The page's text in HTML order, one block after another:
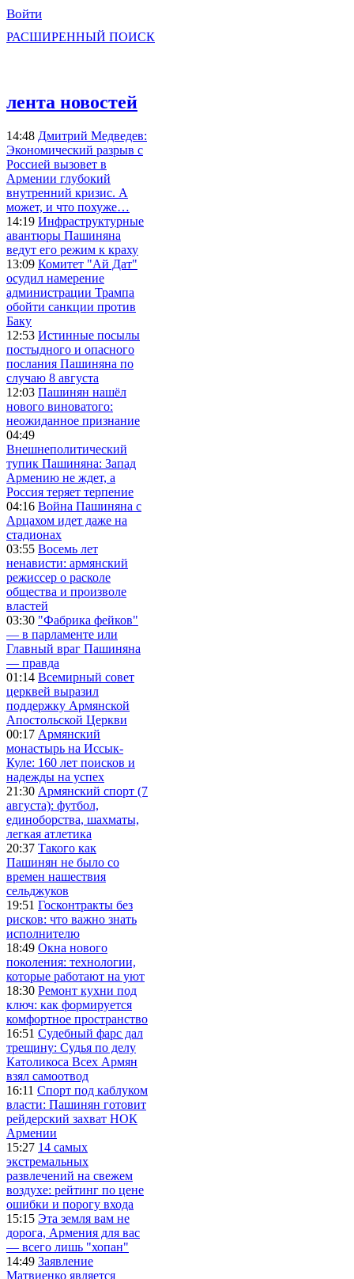
Войти
РАСШИРЕННЫЙ ПОИСК
лента новостей
14:48 Дмитрий Медведев:
Экономический разрыв с
Россией вызовет в
Армении глубокий
внутренний кризис. А
может, и что похуже…
14:19 Инфраструктурные
авантюры Пашиняна
ведут его режим к краху
13:09 Комитет "Ай Дат"
осудил намерение
администрации Трампа
обойти санкции против
Баку
12:53 Истинные посылы
постыдного и опасного
послания Пашиняна по
случаю 8 августа
12:03 Пашинян нашёл
нового виноватого:
неожиданное признание
04:49
Внешнеполитический
тупик Пашиняна: Запад
Армению не ждет, а
Россия теряет терпение
04:16 Война Пашиняна с
Арцахом идет даже на
стадионах
03:55 Восемь лет
ненависти: армянский
режиссер о расколе
общества и произволе
властей
03:30 "Фабрика фейков"
— в парламенте или
Главный враг Пашиняна
— правда
01:14 Всемирный совет
церквей выразил
поддержку Армянской
Апостольской Церкви
00:17 Армянский
монастырь на Иссык-
Куле: 160 лет поисков и
надежды на успех
21:30 Армянский спорт (7
августа): футбол,
единоборства, шахматы,
легкая атлетика
20:37 Такого как
Пашинян не было со
времен нашествия
сельджуков
19:51 Госконтракты без
рисков: что важно знать
исполнителю
18:49 Окна нового
поколения: технологии,
которые работают на уют
18:30 Ремонт кухни под
ключ: как формируется
комфортное пространство
16:51 Судебный фарс дал
трещину: Судья по делу
Католикоса Всех Армян
взял самоотвод
16:11 Спорт под каблуком
власти: Пашинян готовит
рейдерский захват НОК
Армении
15:27 14 самых
экстремальных
развлечений на свежем
воздухе: рейтинг по цене
ошибки и порогу входа
15:15 Эта земля вам не
дорога, Армения для вас
— всего лишь "хопан"
14:49 Заявление
Матвиенко является